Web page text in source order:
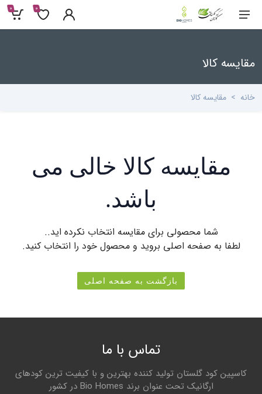
0
0
مقایسه کالا
خانه مقایسه کالا
مقایسه کالا خالی می
باشد.
شما محصولی برای مقایسه انتخاب نکرده اید..
لطفا به صفحه اصلی بروید و محصول خود را انتخاب کنید.
بازگشت به صفحه اصلی
تماس با ما
کاسپین کود گلستان تولید کننده بهترین و با کیفیت ترین کودهای
ارگانیک تحت عنوان برند Bio Homes در کشور